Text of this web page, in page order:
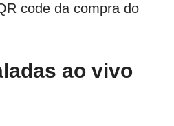
code da compra do
ao vivo